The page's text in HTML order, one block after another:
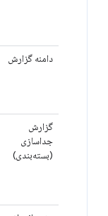
دامنه گزارش
گزارش
جداسازی
(بسته‌بندی)